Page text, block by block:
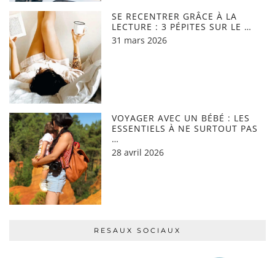
SE RECENTRER GRÂCE À LA
LECTURE : 3 PÉPITES SUR LE …
31 mars 2026
VOYAGER AVEC UN BÉBÉ : LES
ESSENTIELS À NE SURTOUT PAS
…
28 avril 2026
RESAUX SOCIAUX